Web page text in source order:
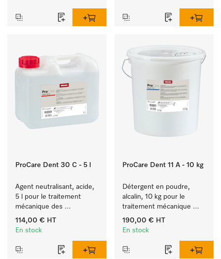
Puissance 8 kg en 42 min
Puissance 8 kg en 42 min
ProCare Dent 30 C - 5 l
Agent neutralisant, acide,
5 l pour le traitement
mécanique des
instruments dentaires et
rotatifs.
114,00 € HT
En stock
ProCare Dent 11 A - 10 kg
Détergent en poudre,
alcalin, 10 kg pour le
traitement mécanique
d’instruments dentaires.
190,00 € HT
En stock